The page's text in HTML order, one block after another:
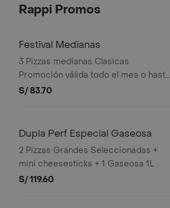
Rappi Promos
Festival Medianas
3 Pizzas medianas Clasicas.
Promoción válida todo el mes o hasta
agotar stock, exclusivamente por
promociones. RUC: 20505897812
S/ 83.70
Dupla Perf Especial Gaseosa
2 Pizzas Grandes Seleccionadas +
mini cheesesticks + 1 Gaseosa 1L
S/ 119.60